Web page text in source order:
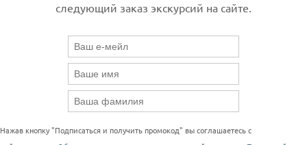
следующий заказ экскурсий на сайте.
Нажав кнопку "Подписаться и получить промокод" вы соглашаетесь с